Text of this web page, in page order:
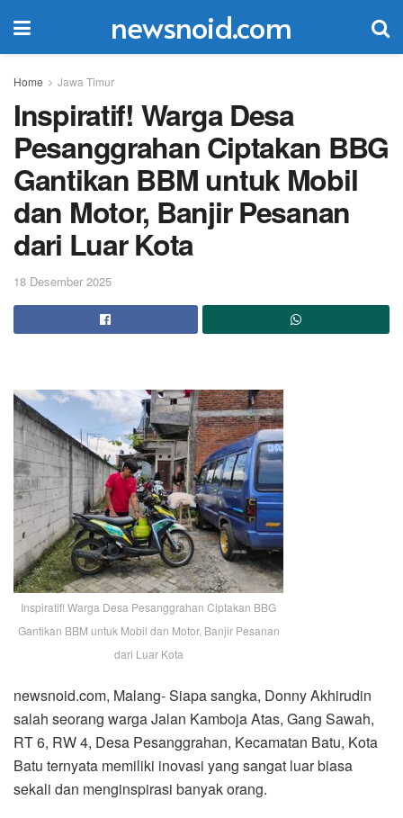
newsnoid.com
Home Jawa Timur
Inspiratif! Warga Desa
Pesanggrahan Ciptakan BBG
Gantikan BBM untuk Mobil
dan Motor, Banjir Pesanan
dari Luar Kota
18 Desember 2025
Inspiratif! Warga Desa Pesanggrahan Ciptakan BBG
Gantikan BBM untuk Mobil dan Motor, Banjir Pesanan
dari Luar Kota
newsnoid.com, Malang- Siapa sangka, Donny Akhirudin
salah seorang warga Jalan Kamboja Atas, Gang Sawah,
RT 6, RW 4, Desa Pesanggrahan, Kecamatan Batu, Kota
Batu ternyata memiliki inovasi yang sangat luar biasa
sekali dan menginspirasi banyak orang.